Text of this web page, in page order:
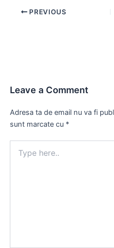
Post PREVIOUS
Leave a Comment
Adresa ta de email nu va fi
sunt marcate cu *
here..